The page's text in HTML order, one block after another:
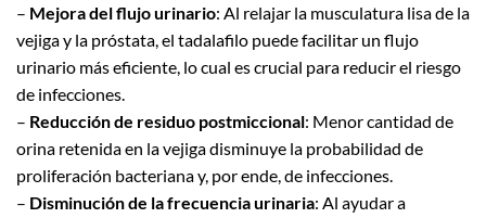
– Mejora del flujo urinario: Al relajar la musculatura lisa de la
vejiga y la próstata, el tadalafilo puede facilitar un flujo
urinario más eficiente, lo cual es crucial para reducir el riesgo
de infecciones.
– Reducción de residuo postmiccional: Menor cantidad de
orina retenida en la vejiga disminuye la probabilidad de
proliferación bacteriana y, por ende, de infecciones.
– Disminución de la frecuencia urinaria: Al ayudar a